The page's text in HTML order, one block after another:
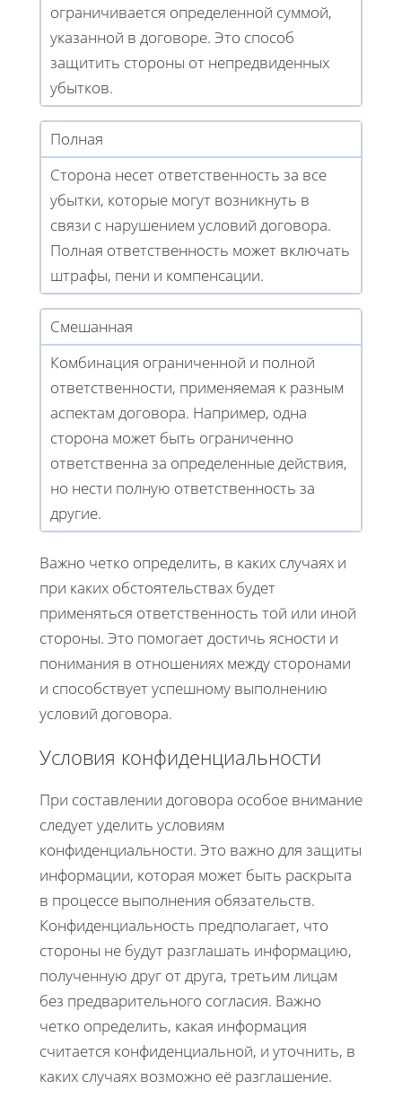
ограничивается определенной суммой,
указанной в договоре. Это способ
защитить стороны от непредвиденных
убытков.
Полная
Сторона несет ответственность за все
убытки, которые могут возникнуть в
связи с нарушением условий договора.
Полная ответственность может включать
штрафы, пени и компенсации.
Смешанная
Комбинация ограниченной и полной
ответственности, применяемая к разным
аспектам договора. Например, одна
сторона может быть ограниченно
ответственна за определенные действия,
но нести полную ответственность за
другие.
Важно четко определить, в каких случаях и
при каких обстоятельствах будет
применяться ответственность той или иной
стороны. Это помогает достичь ясности и
понимания в отношениях между сторонами
и способствует успешному выполнению
условий договора.
Условия конфиденциальности
При составлении договора особое внимание
следует уделить условиям
конфиденциальности. Это важно для защиты
информации, которая может быть раскрыта
в процессе выполнения обязательств.
Конфиденциальность предполагает, что
стороны не будут разглашать информацию,
полученную друг от друга, третьим лицам
без предварительного согласия. Важно
четко определить, какая информация
считается конфиденциальной, и уточнить, в
каких случаях возможно её разглашение.